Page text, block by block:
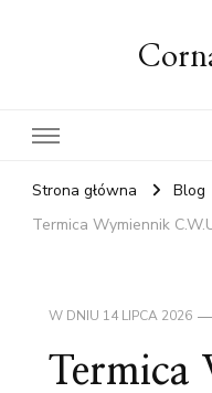
Strona główna Blog
Termica Wymiennik
W DNIU 14 LIPCA 2026
Termica